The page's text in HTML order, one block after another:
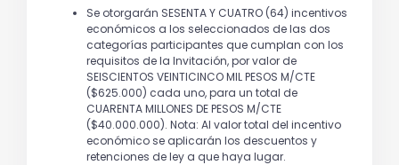
Se otorgarán SESENTA Y CUATRO (64) incentivos
económicos a los seleccionados de las dos
categorías participantes que cumplan con los
requisitos de la Invitación, por valor de
SEISCIENTOS VEINTICINCO MIL PESOS M/CTE
($625.000) cada uno, para un total de
CUARENTA MILLONES DE PESOS M/CTE
($40.000.000). Nota: Al valor total del incentivo
económico se aplicarán los descuentos y
retenciones de ley a que haya lugar.